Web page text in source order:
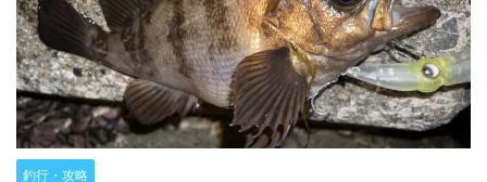
釣行・攻略